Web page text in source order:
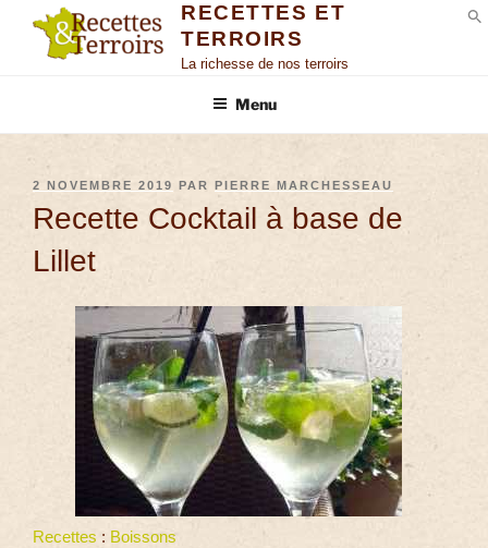
RECETTES ET
TERROIRS
La richesse de nos terroirs
Menu
2 NOVEMBRE 2019 PAR PIERRE MARCHESSEAU
Recette Cocktail à base de
Lillet
Recettes : Boissons